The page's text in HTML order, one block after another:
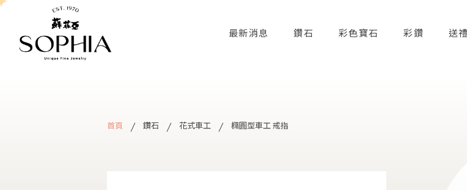
最新消息 鑽石 彩色寶石 彩鑽 送
首頁 鑽石 花式車工 橢圓型車工 戒指